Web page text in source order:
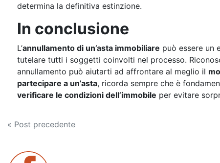
determina la definitiva estinzione.
In conclusione
L’annullamento di un’asta immobiliare può essere un
tutelare tutti i soggetti coinvolti nel processo.
annullamento può aiutarti ad affrontare al meglio il
partecipare a un’asta, ricorda sempre che è
verificare le condizioni dell’immobile per evitare
Navigazione
« Post precedente